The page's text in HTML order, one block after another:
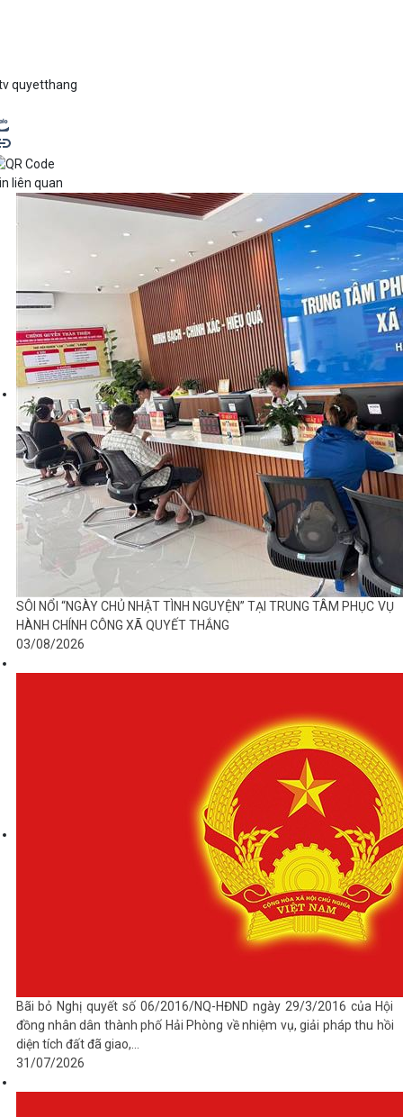
quyetthang
liên quan
SÔI NỔI “NGÀY CHỦ NHẬT TÌNH NGUYỆN” TẠI TRUNG TÂM PHỤC VỤ
HÀNH CHÍNH CÔNG XÃ QUYẾT THẮNG
03/08/2026
Bãi bỏ Nghị quyết số 06/2016/NQ-HĐND ngày 29/3/2016 của Hội
đồng nhân dân thành phố Hải Phòng về nhiệm vụ, giải pháp thu hồi
diện tích đất đã giao,...
31/07/2026